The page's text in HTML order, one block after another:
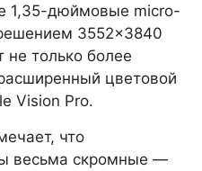
1,35-дюймовые micro-
3552×3840
не только более
цветовой
Vision Pro.
что
весьма скромные —